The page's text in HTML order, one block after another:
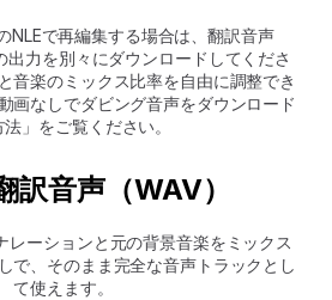
NLEで再編集する場合は、翻訳音声
出力を別々にダウンロードしてくださ
音楽のミックス比率を自由に調整でき
画なしでダビング音声をダウンロード
」をご覧ください。
訳音声（WAV）
レーションと元の背景音楽をミックス
で、そのまま完全な音声トラックとし
て使えます。